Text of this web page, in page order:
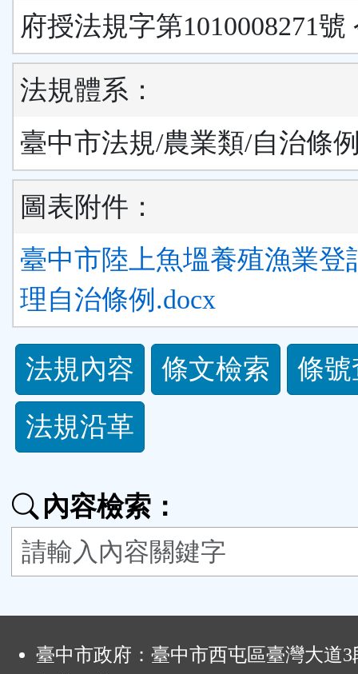
府授法規字第1010008271號
法規體系：
臺中市法規/農業類/自治條
圖表附件：
臺中市陸上魚塭養殖漁業登
理自治條例.docx
法
規
功
按
鈕
法規內容 條文檢索
條
法規沿革
內容檢索：
臺中市政府：臺中市西屯區臺灣大道3